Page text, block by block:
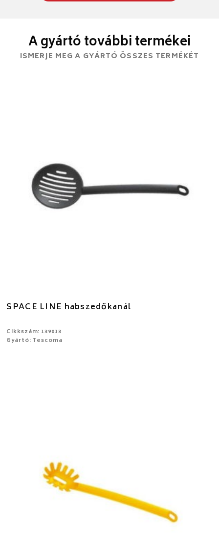
A gyártó további termékei
ISMERJE MEG A GYÁRTÓ ÖSSZES TERMÉKÉT
SPACE LINE habszedőkanál
Cikkszám: 139013
Gyártó: Tescoma